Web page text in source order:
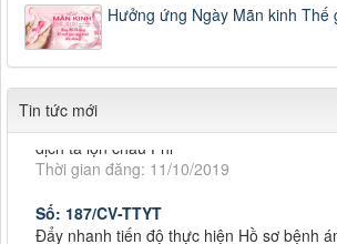
Hưởng ứng Ngày Mãn kinh Thế
Tin tức mới
Cách chặn 5 bệnh hô hấp dễ mắc
Cách chặn 5 bệnh hô hấp dễ mắc
Thời gian đăng: 11/10/2019
Tiếp tục tăng cường công tác lãnh,
Tiếp tục tăng cường công tác lãnh, chỉ đạo
dịch tả lợn châu Phi
Thời gian đăng: 11/10/2019
Đẩy nhanh tiến độ thực hiện Hồ sơ bệnh
Số: 187/CV-TTYT